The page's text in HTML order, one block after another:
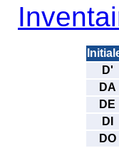
D'
DA
DE
DI
DO